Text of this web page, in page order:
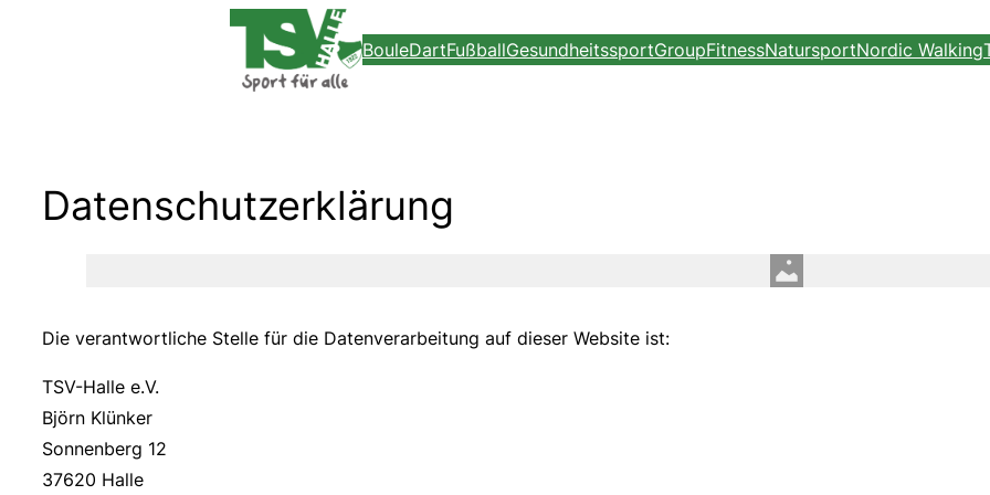
BouleDartFußballGesundheitssportGroupFitnessNatursportNordic Walking
Datenschutzerklärung
Die verantwortliche Stelle für die Datenverarbeitung auf dieser Website ist:
TSV-Halle e.V.
Björn Klünker
Sonnenberg 12
37620 Halle